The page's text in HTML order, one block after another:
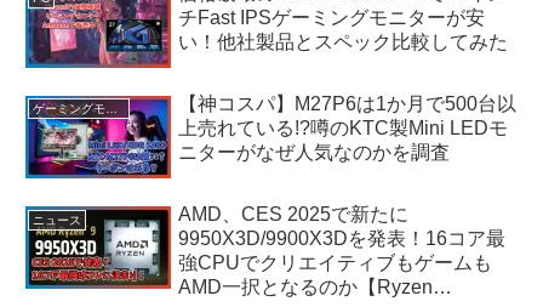
チFast IPSゲーミングモニターが安
い！他社製品とスペック比較してみた
ゲーミングモニター
【神コスパ】M27P6は1か月で500台以
上売れている!?噂のKTC製Mini LEDモ
ニターがなぜ人気なのかを調査
ニュース
AMD、CES 2025で新たに
9950X3D/9900X3Dを発表！16コア最
強CPUでクリエイティブもゲームも
AMD一択となるのか【Ryzen